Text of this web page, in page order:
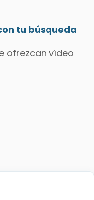
tu búsqueda
ofrezcan vídeo